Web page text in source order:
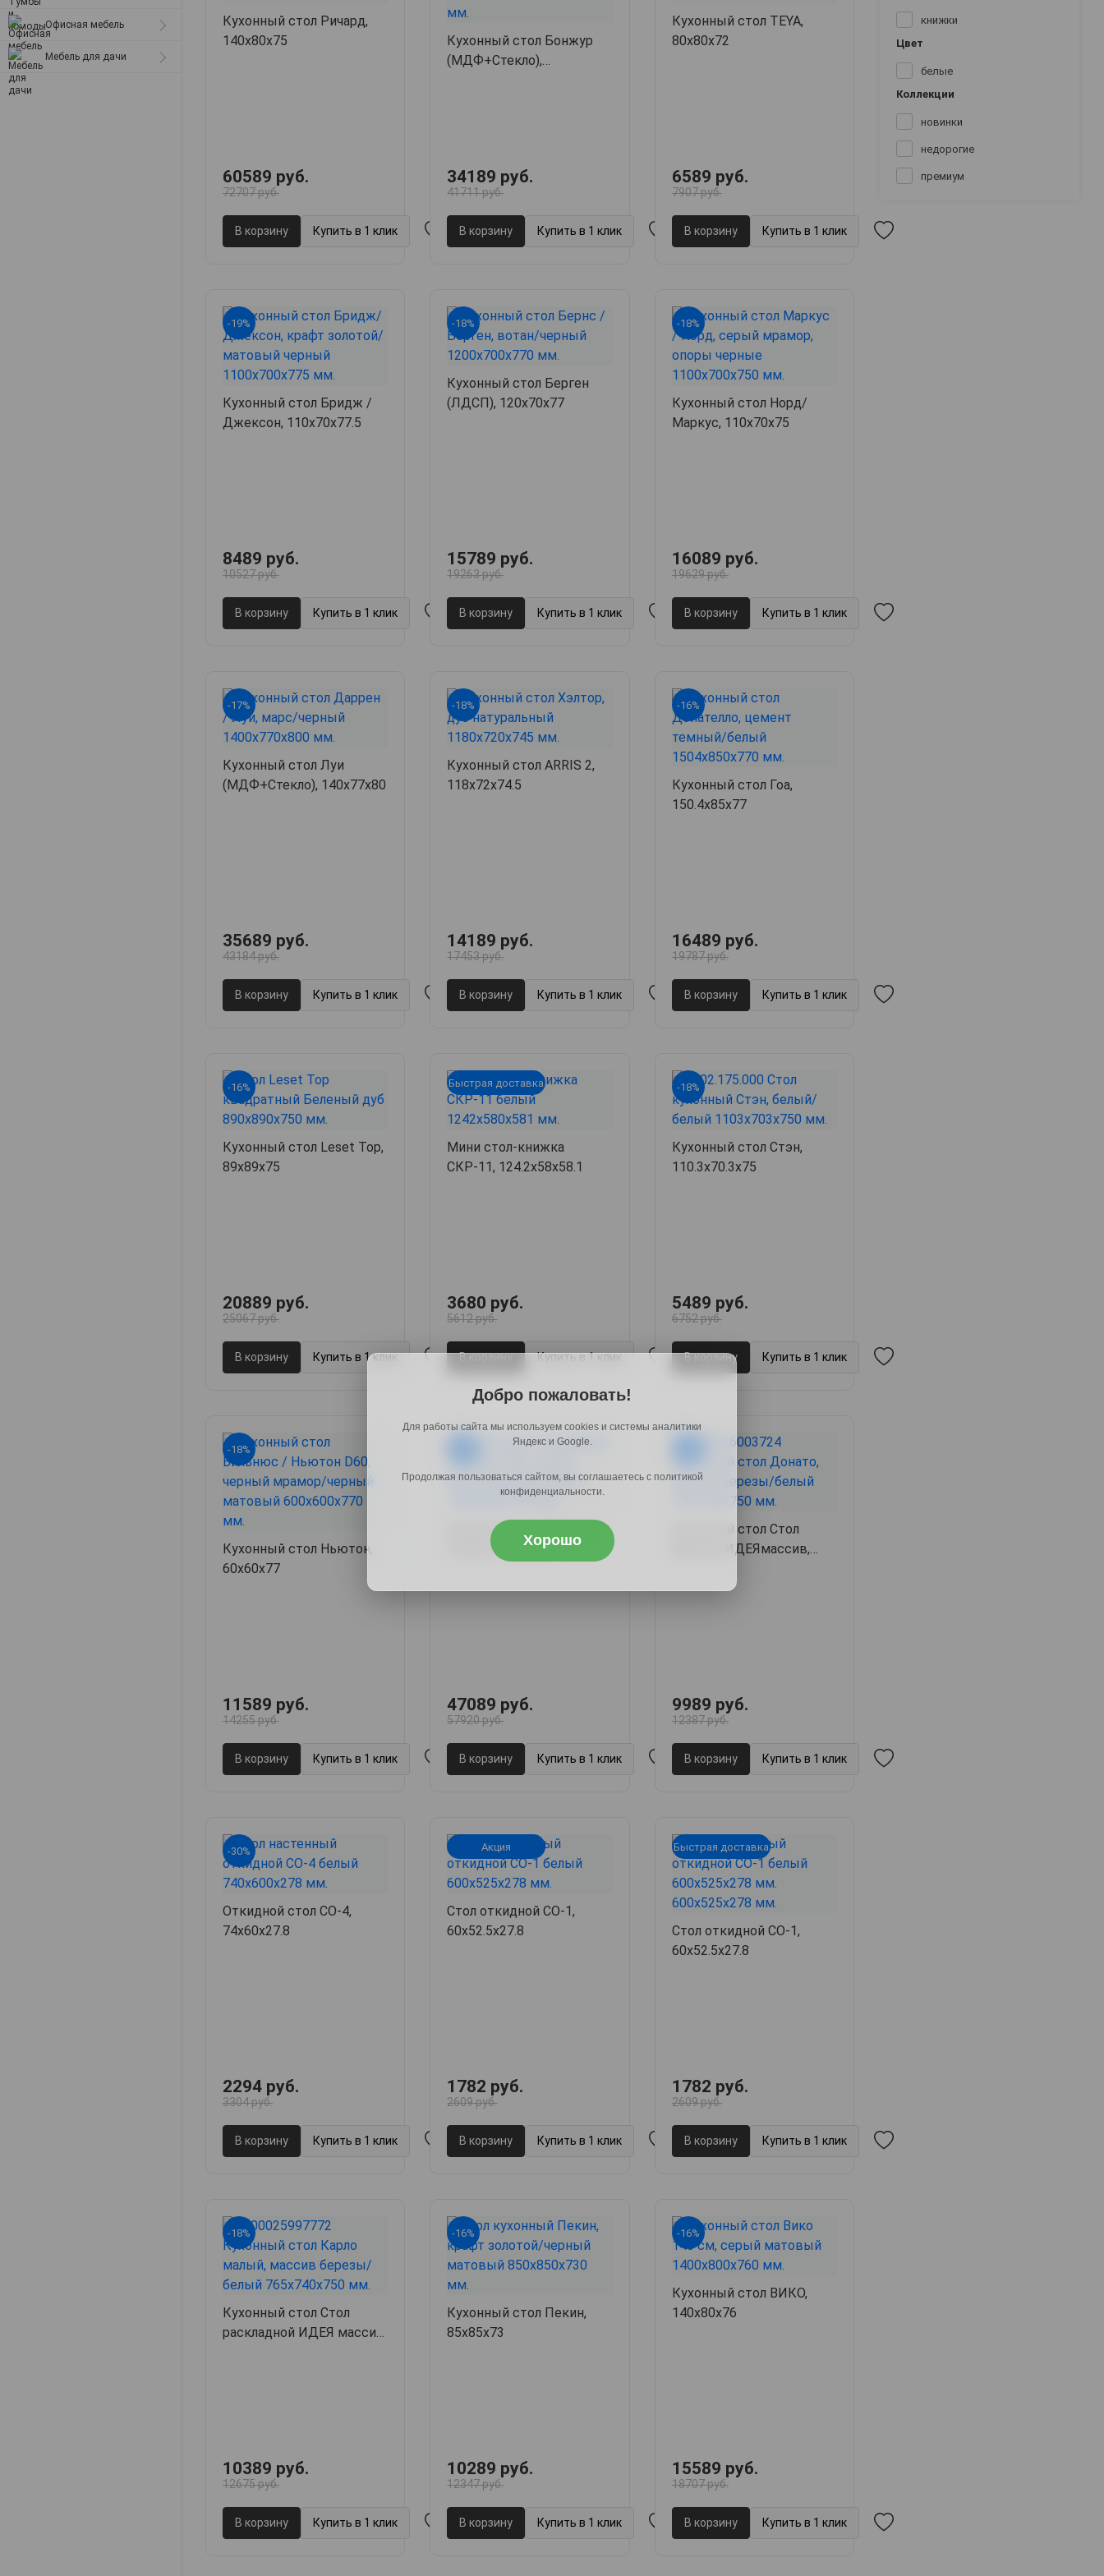
Стулья для дачи
Офисная мебель
Мебель для дачи
Кухонный стол Ричард,
140х80х75
60589 руб.
72707 руб.
В корзину Купить в 1 клик
Кухонный стол Бонжур
(МДФ+Стекло),
34189 руб.
41711 руб.
В корзину Купить в 1 клик
Кухонный стол TEYA,
80х80х72
6589 руб.
7907 руб.
В корзину Купить в 1 клик
-19%
Кухонный стол Бридж /
Джексон, 110х70х77.5
8489 руб.
10527 руб.
В корзину Купить в 1 клик
-18%
Кухонный стол Берген
(ЛДСП), 120х70х77
15789 руб.
19263 руб.
В корзину Купить в 1 клик
-18%
Кухонный стол Норд/
Маркус, 110х70х75
16089 руб.
19629 руб.
В корзину Купить в 1 клик
-17%
Кухонный стол Луи
(МДФ+Стекло), 140х77х80
35689 руб.
43184 руб.
В корзину Купить в 1 клик
-18%
Кухонный стол ARRIS 2,
118х72х74.5
14189 руб.
17453 руб.
В корзину Купить в 1 клик
-16%
Кухонный стол Гоа,
150.4х85х77
16489 руб.
19787 руб.
В корзину Купить в 1 клик
-16%
Кухонный стол Leset Тор,
89х89х75
20889 руб.
25067 руб.
В корзину Купить в 1 клик
Быстрая доставка
Мини стол-книжка
СКР-11, 124.2х58х58.1
3680 руб.
5612 руб.
В корзину Купить в 1 клик
-18%
Кухонный стол Стэн,
110.3х70.3х75
5489 руб.
6752 руб.
В корзину Купить в 1 клик
-18%
Кухонный стол Ньютон,
60х60х77
11589 руб.
14255 руб.
В корзину Купить в 1 клик
Кухонный стол Мэджик/
Стенли, 140х80х77
47089 руб.
57920 руб.
В корзину Купить в 1 клик
Кухонный стол Стол
бабочка ИДЕЯмассив,
9989 руб.
12387 руб.
В корзину Купить в 1 клик
-30%
Откидной стол СО-4,
74х60х27.8
2294 руб.
3304 руб.
В корзину Купить в 1 клик
Акция
Стол откидной СО-1,
60х52.5х27.8
1782 руб.
2609 руб.
В корзину Купить в 1 клик
Быстрая доставка
Стол откидной СО-1,
60х52.5х27.8
1782 руб.
2609 руб.
В корзину Купить в 1 клик
-18%
Кухонный стол Стол
раскладной ИДЕЯ массив,
10389 руб.
12675 руб.
В корзину Купить в 1 клик
-16%
Кухонный стол Пекин,
85х85х73
10289 руб.
12347 руб.
В корзину Купить в 1 клик
-16%
Кухонный стол ВИКО,
140х80х76
15589 руб.
18707 руб.
В корзину Купить в 1 клик
книжки
Цвет
белые
Коллекции
новинки
недорогие
премиум
Добро пожаловать!
Для работы сайта мы используем cookies и системы аналитики
Яндекс и Google.
Продолжая пользоваться сайтом, вы соглашаетесь с политикой
конфиденциальности.
Хорошо